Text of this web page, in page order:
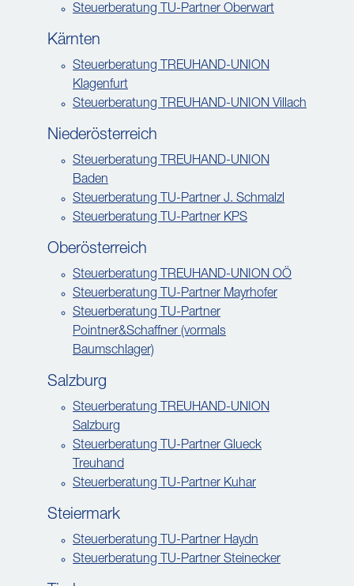
Steuerberatung TU-Partner Oberwart
Kärnten
Steuerberatung TREUHAND-UNION
Klagenfurt
Steuerberatung TREUHAND-UNION Villach
Niederösterreich
Steuerberatung TREUHAND-UNION
Baden
Steuerberatung TU-Partner J. Schmalzl
Steuerberatung TU-Partner KPS
Oberösterreich
Steuerberatung TREUHAND-UNION OÖ
Steuerberatung TU-Partner Mayrhofer
Steuerberatung TU-Partner
Pointner&Schaffner (vormals
Baumschlager)
Salzburg
Steuerberatung TREUHAND-UNION
Salzburg
Steuerberatung TU-Partner Glueck
Treuhand
Steuerberatung TU-Partner Kuhar
Steiermark
Steuerberatung TU-Partner Haydn
Steuerberatung TU-Partner Steinecker